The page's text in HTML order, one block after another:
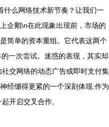
什么网络技术新节奏？让我们一
企鹅\n在此现象出现前，市场的
简单的资本重组。它代表这两个
一次尝试。迷惑的表现，其实却
交网络的动态广告或即时支付集
经绷得更紧的一个深刻体现.作为
开启交叉合作,